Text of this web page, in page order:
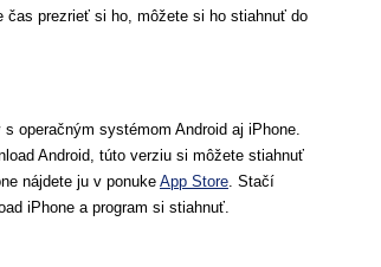
čas prezrieť si ho, môžete si ho stiahnuť do
operačným systémom Android aj iPhone.
Android, túto verziu si môžete stiahnuť
nájdete ju v ponuke App Store. Stačí
iPhone a program si stiahnuť.